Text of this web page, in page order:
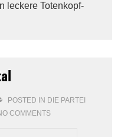
leckere Totenkopf-
POSTED IN DIE PARTEI
COMMENTS